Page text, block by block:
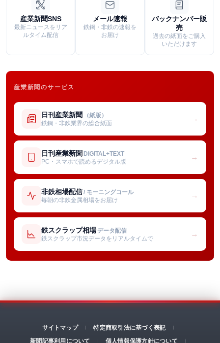
産業新聞SNS
最新ニュースをリア
ルタイム配信
メール速報
鉄鋼・非鉄の速報を
お届け
バックナンバー販
売
過去の紙面をご購入
いただけます
産業新聞のサービス
日刊産業新聞 （紙版）
鉄鋼・非鉄業界の総合紙面
→
日刊産業新聞 DIGITAL+TEXT
PC・スマホで読めるデジタル版
→
非鉄相場配信/ モーニングコール
毎朝の非鉄金属相場をお届け
→
鉄スクラップ相場 データ配信
鉄スクラップ市況データをリアルタイムで
→
サイトマップ
特定商取引法に基づく表記
新聞記事利用について
個人情報保護方針について